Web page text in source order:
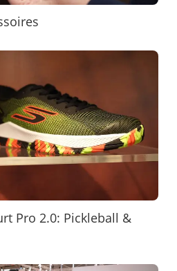
Pro 2.0: Pickleball &